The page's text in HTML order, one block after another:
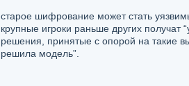
старое шифрование может стать
крупные игроки раньше других получат
решения, принятые с опорой на такие
решила модель”.